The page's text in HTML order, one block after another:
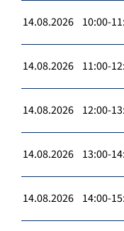
14.08.2026 10:00-
14.08.2026 11:00-
14.08.2026 12:00-
14.08.2026 13:00-
14.08.2026 14:00-